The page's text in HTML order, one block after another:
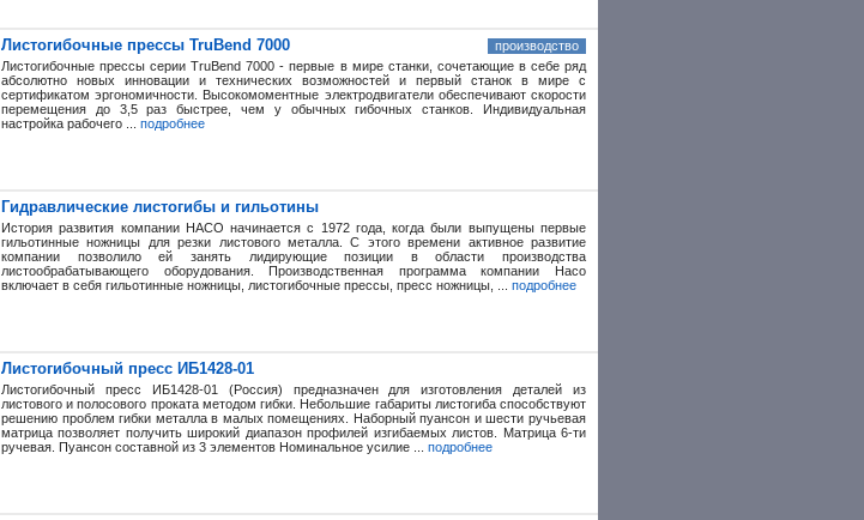
производство
Листогибочные прессы TruBend 7000
Листогибочные прессы cерии TruBend 7000 - первые в мире станки, сочетающие в себе ряд
абсолютно новых инновации и технических возможностей и первый станок в мире с
сертификатом эргономичности. Высокомоментные электродвигатели обеспечивают скорости
перемещения до 3,5 раз быстрее, чем у обычных гибочных станков. Индивидуальная
настройка рабочего ... подробнее
Гидравлические листогибы и гильотины
История развития компании HACO начинается с 1972 года, когда были выпущены первые
гильотинные ножницы для резки листового металла. С этого времени активное развитие
компании позволило ей занять лидирующие позиции в области производства
листообрабатывающего оборудования. Производственная программа компании Haco
включает в себя гильотинные ножницы, листогибочные прессы, пресс ножницы, ... подробнее
Листогибочный пресс ИБ1428-01
Листогибочный пресс ИБ1428-01 (Россия) предназначен для изготовления деталей из
листового и полосового проката методом гибки. Небольшие габариты листогиба способствуют
решению проблем гибки металла в малых помещениях. Наборный пуансон и шести ручьевая
матрица позволяет получить широкий диапазон профилей изгибаемых листов. Матрица 6-ти
ручевая. Пуансон составной из 3 элементов Номинальное усилие ... подробнее